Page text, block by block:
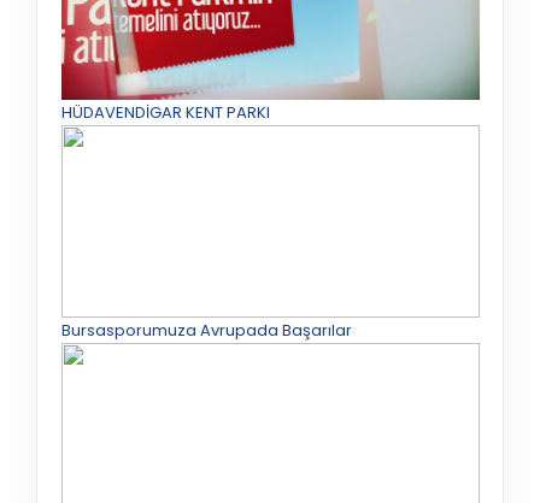
HÜDAVENDİGAR KENT PARKI
Bursasporumuza Avrupada Başarılar